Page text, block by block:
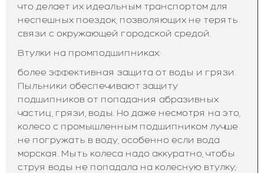
что делает их идеальным транспортом для
неспешных поездок, позволяющих не терять
связи с окружающей городской средой.
Втулки на промподшипниках:·
более эффективная защита от воды и грязи.
Пыльники обеспечивают защиту
подшипников от попадания абразивных
частиц, грязи, воды. Но даже несмотря на это,
колесо с промышленным подшипником лучше
не погружать в воду, особенно если вода
морская. Мыть колеса надо аккуратно, чтобы
струя воды не попадала на колесную втулку;·